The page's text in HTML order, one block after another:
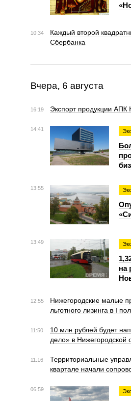
10:34
Каждый второй
Сбербанка
Вчера, 6 августа
16:19 Экспорт продукции АПК
14:41
13:55
13:49
на
12:55
Нижегородские малые
льготного лизинга в I
11:50
10 млн рублей будет
дело» в Нижегородской
11:16
Территориальные
квартале начали
06:59